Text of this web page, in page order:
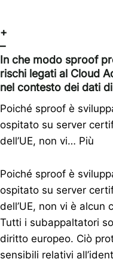
+
–
In che modo sproof
rischi legati al Cloud
nel contesto dei dati
Poiché sproof è
ospitato su server
dell’UE, non vi… Più
Poiché sproof è
ospitato su server
dell’UE, non vi è
Tutti i subappaltatori
diritto europeo. Ciò
sensibili relativi